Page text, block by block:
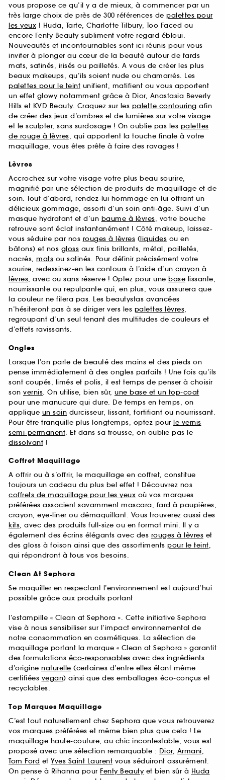
vous propose ce qu’il y a de mieux, à commencer par un
très large choix de près de 300 références de palettes pour
les yeux ! Huda, Tarte, Charlotte Tilbury, Too Faced ou
encore Fenty Beauty subliment votre regard ébloui.
Nouveautés et incontournables sont ici réunis pour vous
inviter à plonger au cœur de la beauté autour de fards
mats, satinés, irisés ou pailletés. A vous de créer les plus
beaux makeups, qu’ils soient nude ou chamarrés. Les
palettes pour le teint unifient, matifient ou vous apportent
un effet glowy notamment grâce à Dior, Anastasia Beverly
Hills et KVD Beauty. Craquez sur les palette contouring afin
de créer des jeux d’ombres et de lumières sur votre visage
et le sculpter, sans surdosage ! On oublie pas les palettes
de rouge à lèvres, qui apportent la touche finale à votre
maquillage, vous êtes prête à faire des ravages !
Lèvres
Accrochez sur votre visage votre plus beau sourire,
magnifié par une sélection de produits de maquillage et de
soin. Tout d’abord, rendez-lui hommage en lui offrant un
délicieux gommage, assorti d’un soin anti-âge. Suivi d’un
masque hydratant et d’un baume à lèvres, votre bouche
retrouve sont éclat instantanément ! Côté makeup, laissez-
vous séduire par nos rouges à lèvres (liquides ou en
bâtons) et nos gloss aux finis brillants, métal, pailletés,
nacrés, mats ou satinés. Pour définir précisément votre
sourire, redessinez-en les contours à l’aide d’un crayon à
lèvres, avec ou sans réserve ! Optez pour une base lissante,
nourrissante ou repulpante qui, en plus, vous assurera que
la couleur ne filera pas. Les beautystas avancées
n’hésiteront pas à se diriger vers les palettes lèvres,
regroupant d’un seul tenant des multitudes de couleurs et
d’effets ravissants.
Ongles
Lorsque l’on parle de beauté des mains et des pieds on
pense immédiatement à des ongles parfaits ! Une fois qu’ils
sont coupés, limés et polis, il est temps de penser à choisir
son vernis. On utilise, bien sûr, une base et un top-coat
pour une manucure qui dure. De temps en temps, on
applique un soin durcisseur, lissant, fortifiant ou nourrissant.
Pour être tranquille plus longtemps, optez pour le vernis
semi-permanent. Et dans sa trousse, on oublie pas le
dissolvant !
Coffret Maquillage
A offrir ou à s’offrir, le maquillage en coffret, constitue
toujours un cadeau du plus bel effet ! Découvrez nos
coffrets de maquillage pour les yeux où vos marques
préférées associent savamment mascara, fard à paupières,
crayon, eye-liner ou démaquillant. Vous trouverez aussi des
kits, avec des produits full-size ou en format mini. Il y a
également des écrins élégants avec des rouges à lèvres et
des gloss à foison ainsi que des assortiments pour le teint,
qui répondront à tous vos besoins.
Clean At Sephora
Se maquiller en respectant l’environnement est aujourd’hui
possible grâce aux produits portant
l’estampille « Clean at Sephora ». Cette initiative Sephora
vise à nous sensibiliser sur l’impact environnemental de
notre consommation en cosmétiques. La sélection de
maquillage portant la marque « Clean at Sephora » garantit
des formulations éco-responsables avec des ingrédients
d’origine naturelle (certaines d’entre elles étant même
certifiées vegan) ainsi que des emballages éco-conçus et
recyclables.
Top Marques Maquillage
C’est tout naturellement chez Sephora que vous retrouverez
vos marques préférées et même bien plus que cela ! Le
maquillage haute-couture, au chic incontestable, vous est
proposé avec une sélection remarquable : Dior, Armani,
Tom Ford et Yves Saint Laurent vous séduiront assurément.
On pense à Rihanna pour Fenty Beautyet bien sûr à Huda